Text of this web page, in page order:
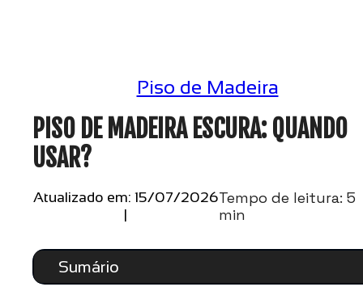
Piso de Madeira
PISO DE MADEIRA ESCURA: QUANDO
USAR?
Atualizado em: 15/07/2026
|
Tempo de leitura: 5
min
Sumário